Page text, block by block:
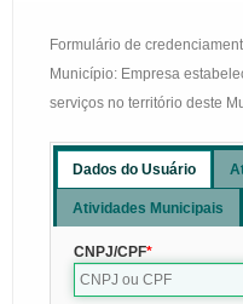
Formulário de
Município: Empresa
serviços no território deste
Dados do Usuário
Atividades Municipais
CNPJ/CPF